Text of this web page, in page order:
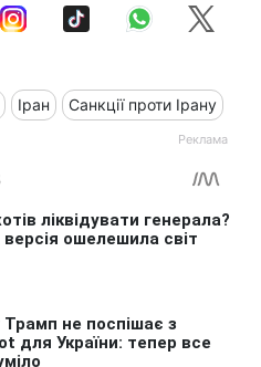
Іран Санкції проти Ірану